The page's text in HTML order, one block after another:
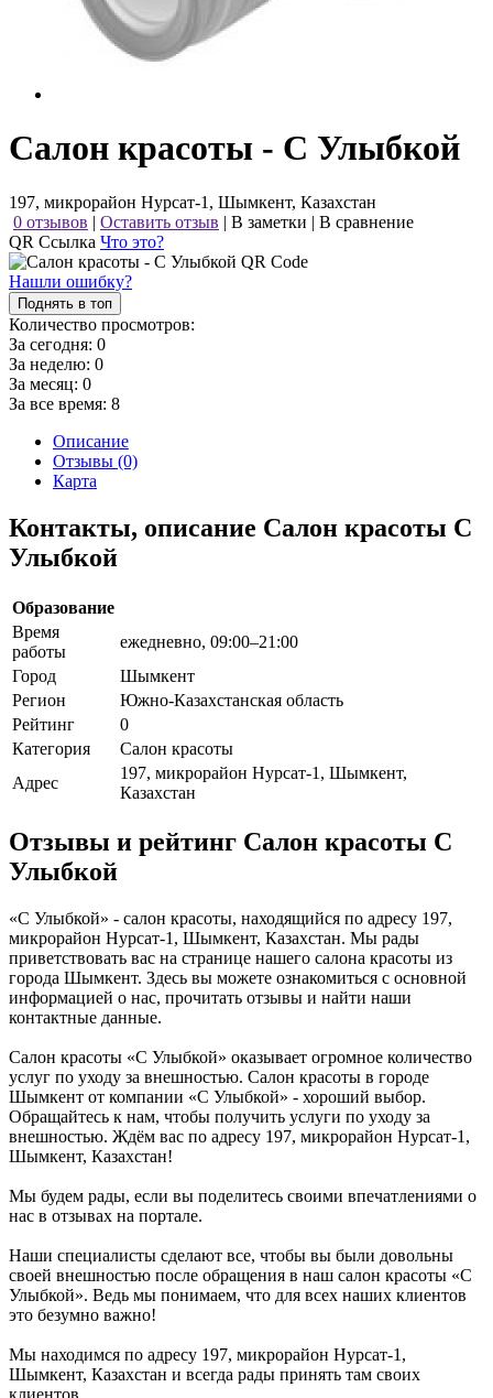
Салон красоты - С Улыбкой
197, микрорайон Нурсат-1, Шымкент, Казахстан
0 отзывов | Оставить отзыв | В заметки | В сравнение
QR Ссылка Что это?
Нашли ошибку?
Поднять в топ
Количество просмотров:
За сегодня: 0
За неделю: 0
За месяц: 0
За все время: 8
Описание
Отзывы (0)
Карта
Контакты, описание Салон красоты С
Улыбкой
Образование
Время
работы
ежедневно, 09:00–21:00
Город
Шымкент
Регион
Южно-Казахстанская область
Рейтинг
0
Категория
Салон красоты
Адрес
197, микрорайон Нурсат-1, Шымкент,
Казахстан
Отзывы и рейтинг Салон красоты С
Улыбкой
«С Улыбкой» - салон красоты, находящийся по адресу 197,
микрорайон Нурсат-1, Шымкент, Казахстан. Мы рады
приветствовать вас на странице нашего салона красоты из
города Шымкент. Здесь вы можете ознакомиться с основной
информацией о нас, прочитать отзывы и найти наши
контактные данные.
Салон красоты «С Улыбкой» оказывает огромное количество
услуг по уходу за внешностью. Салон красоты в городе
Шымкент от компании «С Улыбкой» - хороший выбор.
Обращайтесь к нам, чтобы получить услуги по уходу за
внешностью. Ждём вас по адресу 197, микрорайон Нурсат-1,
Шымкент, Казахстан!
Мы будем рады, если вы поделитесь своими впечатлениями о
нас в отзывах на портале.
Наши специалисты сделают все, чтобы вы были довольны
своей внешностью после обращения в наш салон красоты «С
Улыбкой». Ведь мы понимаем, что для всех наших клиентов
это безумно важно!
Мы находимся по адресу 197, микрорайон Нурсат-1,
Шымкент, Казахстан и всегда рады принять там своих